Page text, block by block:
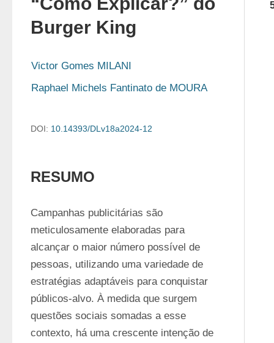
Burger King
Victor Gomes MILANI
Raphael Michels Fantinato de MOURA
DOI: 10.14393/DLv18a2024-12
RESUMO
Campanhas publicitárias são
meticulosamente elaboradas para
alcançar o maior número possível de
pessoas, utilizando uma variedade de
estratégias adaptáveis para conquistar
públicos-alvo. À medida que surgem
questões sociais somadas a esse
contexto, há uma crescente intenção de